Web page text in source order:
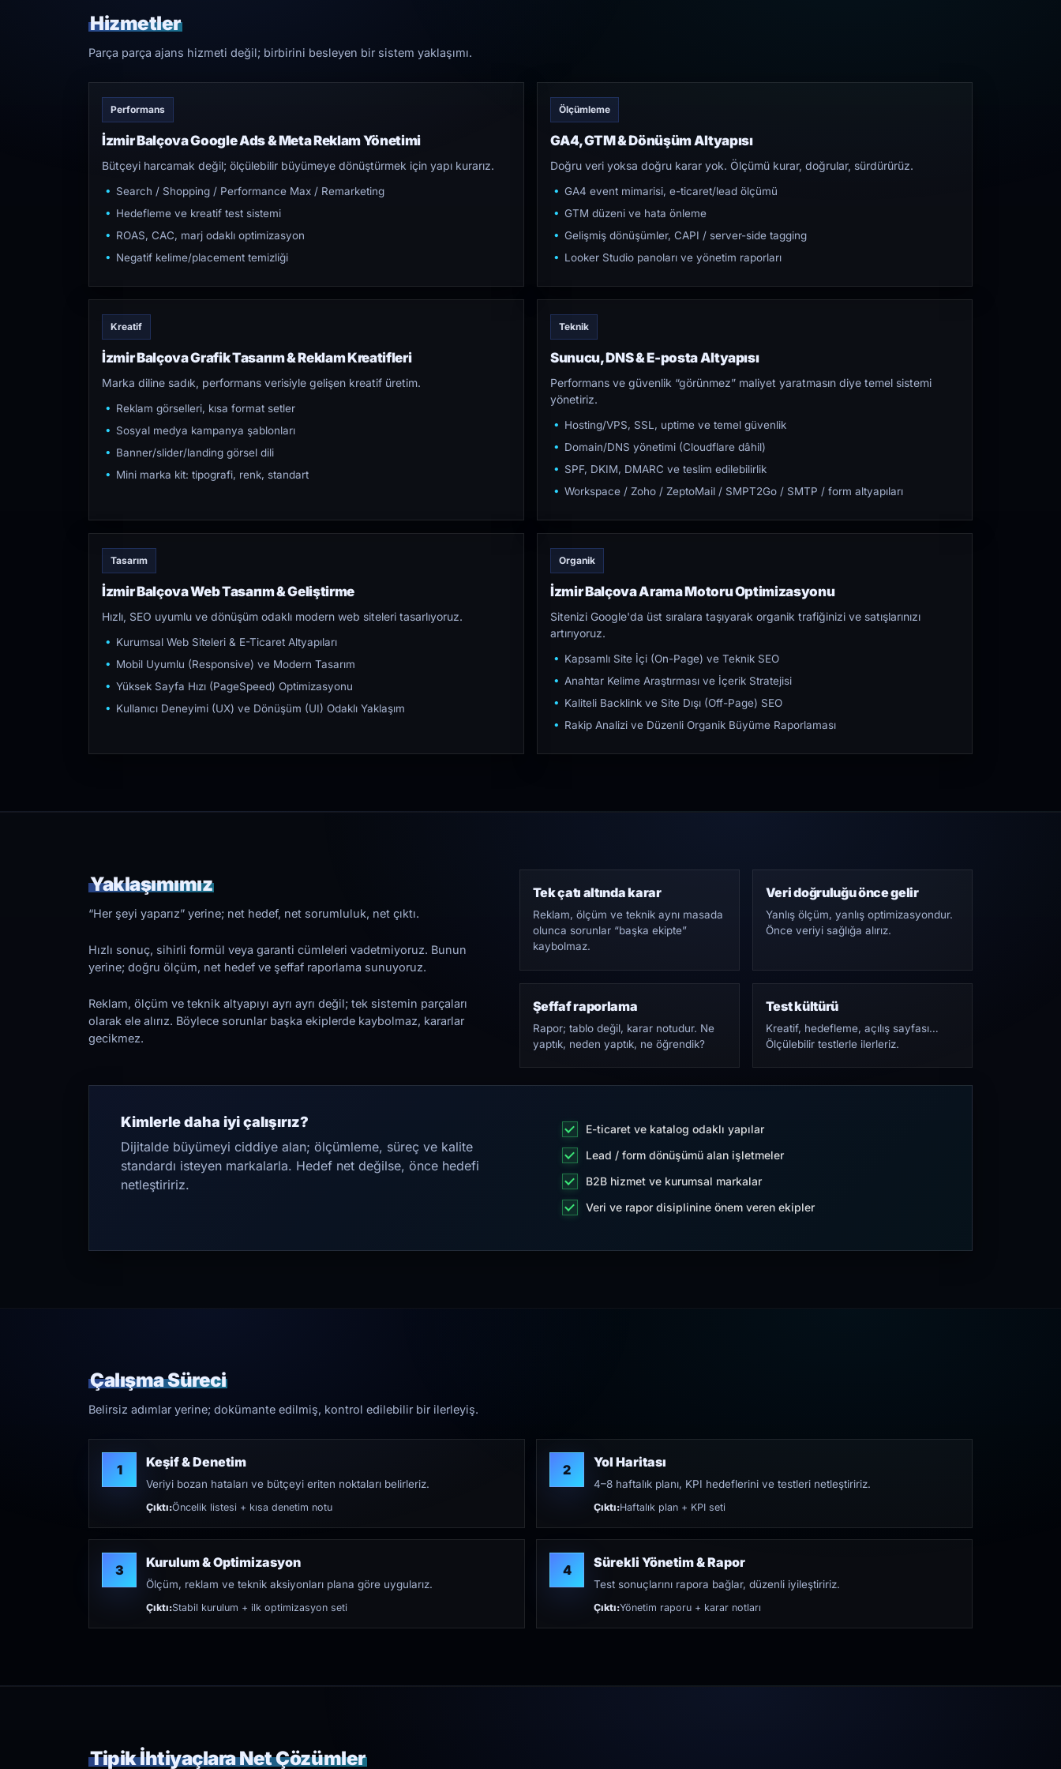
Hizmetler
Parça parça ajans hizmeti değil; birbirini besleyen bir sistem yaklaşımı.
Performans
İzmir Balçova Google Ads & Meta Reklam Yönetimi
Bütçeyi harcamak değil; ölçülebilir büyümeye dönüştürmek için yapı kurarız.
Search / Shopping / Performance Max / Remarketing
Hedefleme ve kreatif test sistemi
ROAS, CAC, marj odaklı optimizasyon
Negatif kelime/placement temizliği
Ölçümleme
GA4, GTM & Dönüşüm Altyapısı
Doğru veri yoksa doğru karar yok. Ölçümü kurar, doğrular, sürdürürüz.
GA4 event mimarisi, e-ticaret/lead ölçümü
GTM düzeni ve hata önleme
Gelişmiş dönüşümler, CAPI / server-side tagging
Looker Studio panoları ve yönetim raporları
Kreatif
İzmir Balçova Grafik Tasarım & Reklam Kreatifleri
Marka diline sadık, performans verisiyle gelişen kreatif üretim.
Reklam görselleri, kısa format setler
Sosyal medya kampanya şablonları
Banner/slider/landing görsel dili
Mini marka kit: tipografi, renk, standart
Teknik
Sunucu, DNS & E-posta Altyapısı
Performans ve güvenlik “görünmez” maliyet yaratmasın diye temel sistemi
yönetiriz.
Hosting/VPS, SSL, uptime ve temel güvenlik
Domain/DNS yönetimi (Cloudflare dâhil)
SPF, DKIM, DMARC ve teslim edilebilirlik
Workspace / Zoho / ZeptoMail / SMPT2Go / SMTP / form altyapıları
Tasarım
İzmir Balçova Web Tasarım & Geliştirme
Hızlı, SEO uyumlu ve dönüşüm odaklı modern web siteleri tasarlıyoruz.
Kurumsal Web Siteleri & E-Ticaret Altyapıları
Mobil Uyumlu (Responsive) ve Modern Tasarım
Yüksek Sayfa Hızı (PageSpeed) Optimizasyonu
Kullanıcı Deneyimi (UX) ve Dönüşüm (UI) Odaklı Yaklaşım
Organik
İzmir Balçova Arama Motoru Optimizasyonu
Sitenizi Google'da üst sıralara taşıyarak organik trafiğinizi ve satışlarınızı
artırıyoruz.
Kapsamlı Site İçi (On-Page) ve Teknik SEO
Anahtar Kelime Araştırması ve İçerik Stratejisi
Kaliteli Backlink ve Site Dışı (Off-Page) SEO
Rakip Analizi ve Düzenli Organik Büyüme Raporlaması
Yaklaşımımız
“Her şeyi yaparız” yerine; net hedef, net sorumluluk, net çıktı.
Hızlı sonuç, sihirli formül veya garanti cümleleri vadetmiyoruz. Bunun
yerine; doğru ölçüm, net hedef ve şeffaf raporlama sunuyoruz.
Reklam, ölçüm ve teknik altyapıyı ayrı ayrı değil; tek sistemin parçaları
olarak ele alırız. Böylece sorunlar başka ekiplerde kaybolmaz, kararlar
gecikmez.
Tek çatı altında karar
Reklam, ölçüm ve teknik aynı masada
olunca sorunlar “başka ekipte”
kaybolmaz.
Veri doğruluğu önce gelir
Yanlış ölçüm, yanlış optimizasyondur.
Önce veriyi sağlığa alırız.
Şeffaf raporlama
Rapor; tablo değil, karar notudur. Ne
yaptık, neden yaptık, ne öğrendik?
Test kültürü
Kreatif, hedefleme, açılış sayfası…
Ölçülebilir testlerle ilerleriz.
Kimlerle daha iyi çalışırız?
Dijitalde büyümeyi ciddiye alan; ölçümleme, süreç ve kalite
standardı isteyen markalarla. Hedef net değilse, önce hedefi
netleştiririz.
E-ticaret ve katalog odaklı yapılar
Lead / form dönüşümü alan işletmeler
B2B hizmet ve kurumsal markalar
Veri ve rapor disiplinine önem veren ekipler
Çalışma Süreci
Belirsiz adımlar yerine; dokümante edilmiş, kontrol edilebilir bir ilerleyiş.
1 Keşif & Denetim
Veriyi bozan hataları ve bütçeyi eriten noktaları belirleriz.
Çıktı:Öncelik listesi + kısa denetim notu
2 Yol Haritası
4–8 haftalık planı, KPI hedeflerini ve testleri netleştiririz.
Çıktı:Haftalık plan + KPI seti
3 Kurulum & Optimizasyon
Ölçüm, reklam ve teknik aksiyonları plana göre uygularız.
Çıktı:Stabil kurulum + ilk optimizasyon seti
4 Sürekli Yönetim & Rapor
Test sonuçlarını rapora bağlar, düzenli iyileştiririz.
Çıktı:Yönetim raporu + karar notları
Tipik İhtiyaçlara Net Çözümler